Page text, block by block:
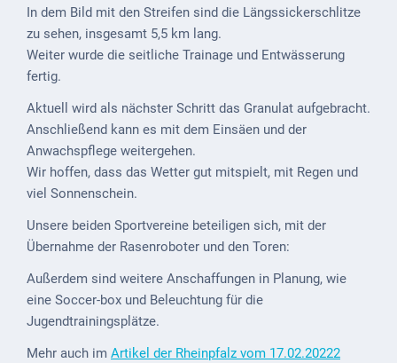
Wasser-
und
Defibrillatoren
Katastrophenschutz
Notfallnummern
Suche
bei
Social
Media
In dem Bild mit den Streifen sind die Längssickerschlitze
zu sehen, insgesamt 5,5 km lang.
Weiter wurde die seitliche Trainage und Entwässerung
fertig.
Aktuell wird als nächster Schritt das Granulat aufgebracht.
Anschließend kann es mit dem Einsäen und der
Anwachspflege weitergehen.
Wir hoffen, dass das Wetter gut mitspielt, mit Regen und
viel Sonnenschein.
Unsere beiden Sportvereine beteiligen sich, mit der
Übernahme der Rasenroboter und den Toren:
Außerdem sind weitere Anschaffungen in Planung, wie
eine Soccer-box und Beleuchtung für die
Jugendtrainingsplätze.
Mehr auch im Artikel der Rheinpfalz vom 17.02.20222